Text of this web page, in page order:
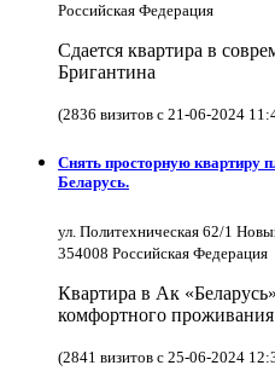
Российская Федерация
Сдается квартира в
Бригантина
(2836 визитов с 21-06-2024
Снять просторную квартиру
Беларусь.
ул. Политехническая 62/1
354008 Российская Федерация
Квартира в Ак
комфортного
(2841 визитов с 25-06-2024